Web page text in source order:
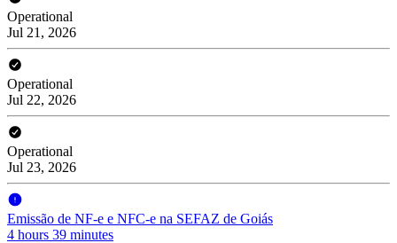
Operational
Jul 21, 2026
Operational
Jul 22, 2026
Operational
Jul 23, 2026
Emissão de NF-e e NFC-e na SEFAZ de Goiás
4 hours 39 minutes